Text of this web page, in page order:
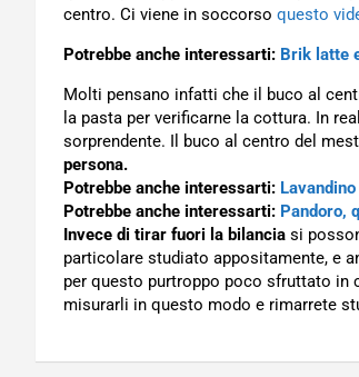
centro. Ci viene in soccorso questo
Potrebbe anche interessarti: Brik latte
Molti pensano infatti che il buco al
la pasta per verificarne la cottura. In
sorprendente. Il buco al centro del
persona.
Potrebbe anche interessarti:
Potrebbe anche interessarti: Pandoro,
Invece di tirar fuori la bilancia si
particolare studiato appositamente, e
per questo purtroppo poco sfruttato in
misurarli in questo modo e rimarrete